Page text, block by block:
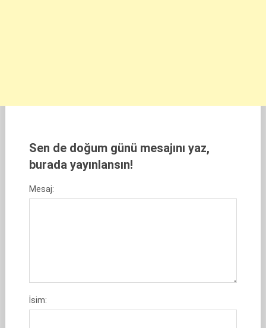
Sen de doğum günü mesajını yaz,
burada yayınlansın!
Mesaj:
İsim: